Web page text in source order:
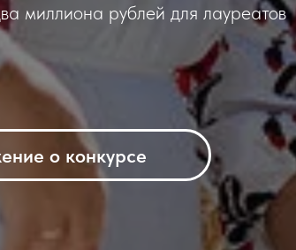
миллиона рублей для лауреатов
о конкурсе